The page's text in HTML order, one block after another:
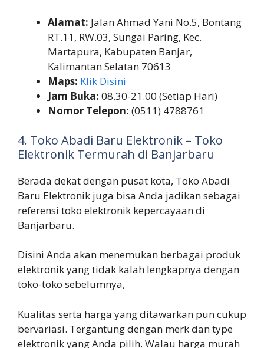
Alamat: Jalan Ahmad Yani No.5, Bontang
RT.11, RW.03, Sungai Paring, Kec.
Martapura, Kabupaten Banjar,
Kalimantan Selatan 70613
Maps: Klik Disini
Jam Buka: 08.30-21.00 (Setiap Hari)
Nomor Telepon: (0511) 4788761
4. Toko Abadi Baru Elektronik – Toko
Elektronik Termurah di Banjarbaru
Berada dekat dengan pusat kota, Toko Abadi
Baru Elektronik juga bisa Anda jadikan sebagai
referensi toko elektronik kepercayaan di
Banjarbaru.
Disini Anda akan menemukan berbagai produk
elektronik yang tidak kalah lengkapnya dengan
toko-toko sebelumnya,
Kualitas serta harga yang ditawarkan pun cukup
bervariasi. Tergantung dengan merk dan type
elektronik yang Anda pilih. Walau harga murah